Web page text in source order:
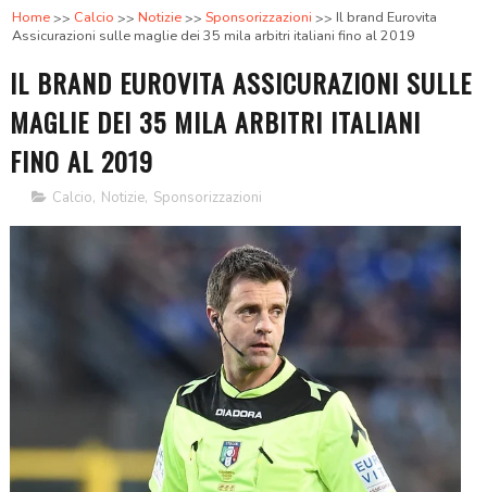
Home Calcio Notizie Sponsorizzazioni
Il brand Eurovita
Assicurazioni sulle maglie dei 35 mila arbitri italiani fino al 2019
IL BRAND EUROVITA ASSICURAZIONI SULLE
MAGLIE DEI 35 MILA ARBITRI ITALIANI
FINO AL 2019
Calcio, Notizie, Sponsorizzazioni